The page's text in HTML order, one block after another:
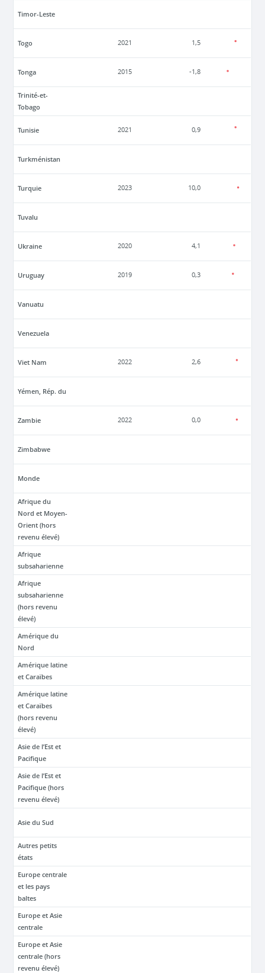
Timor-Leste
Togo 2021 1,5
Tonga 2015 -1,8
Trinité-et-
Tobago
Tunisie 2021 0,9
Turkménistan
Turquie 2023 10,0
Tuvalu
Ukraine 2020 4,1
Uruguay 2019 0,3
Vanuatu
Venezuela
Viet Nam 2022 2,6
Yémen, Rép. du
Zambie 2022 0,0
Zimbabwe
Monde
Afrique du
Nord et Moyen-
Orient (hors
revenu élevé)
Afrique
subsaharienne
Afrique
subsaharienne
(hors revenu
élevé)
Amérique du
Nord
Amérique latine
et Caraïbes
Amérique latine
et Caraïbes
(hors revenu
élevé)
Asie de l’Est et
Pacifique
Asie de l’Est et
Pacifique (hors
revenu élevé)
Asie du Sud
Autres petits
états
Europe centrale
et les pays
baltes
Europe et Asie
centrale
Europe et Asie
centrale (hors
revenu élevé)